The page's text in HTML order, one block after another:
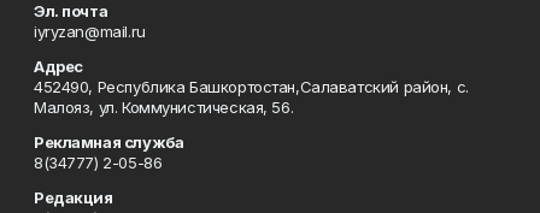
Эл. почта
iyryzan@mail.ru
Адрес
452490, Республика Башкортостан,Салаватский район, с.
Малояз, ул. Коммунистическая, 56.
Рекламная служба
8(34777) 2-05-86
Редакция